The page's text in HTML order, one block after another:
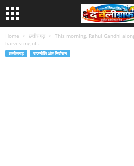
Home छत्तीसगढ़
This morning, Rahul Gandhi
harvesting of...
छत्तीसगढ़ राजनीति और निर्वाचन